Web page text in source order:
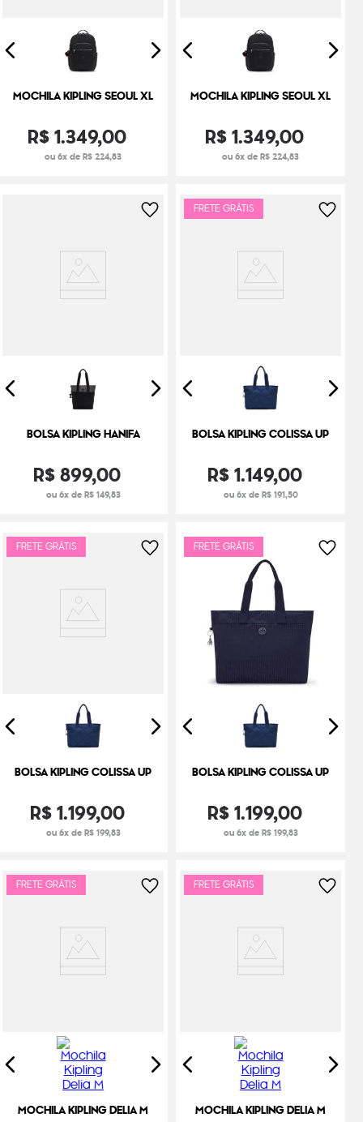
MOCHILA KIPLING SEOUL XL
R$1.349,00
ou 6x de R$ 224,83
MOCHILA KIPLING SEOUL XL
R$1.349,00
ou 6x de R$ 224,83
BOLSA KIPLING HANIFA
R$899,00
ou 6x de R$ 149,83
FRETE GRÁTIS
BOLSA KIPLING COLISSA UP
R$1.149,00
ou 6x de R$ 191,50
FRETE GRÁTIS
BOLSA KIPLING COLISSA UP
R$1.199,00
ou 6x de R$ 199,83
FRETE GRÁTIS
BOLSA KIPLING COLISSA UP
R$1.199,00
ou 6x de R$ 199,83
FRETE GRÁTIS
MOCHILA KIPLING DELIA M
FRETE GRÁTIS
MOCHILA KIPLING DELIA M